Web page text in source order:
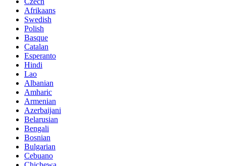
Afrikaans
Swedish
Polish
Basque
Catalan
Esperanto
Hindi
Lao
Albanian
Amharic
Armenian
Azerbaijani
Belarusian
Bengali
Bosnian
Bulgarian
Cebuano